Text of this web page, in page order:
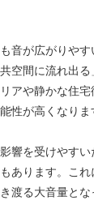
音が広がりやす
空間に流れ出
アや静かな住宅
性が高くなりま
響を受けやす
あります。こ
渡る大音量とな